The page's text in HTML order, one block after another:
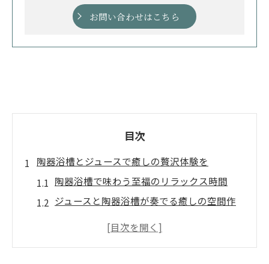
お問い合わせはこちら
目次
陶器浴槽とジュースで癒しの贅沢体験を
陶器浴槽で味わう至福のリラックス時間
ジュースと陶器浴槽が奏でる癒しの空間作
陶器浴槽の優しい温もりと地元の恵み